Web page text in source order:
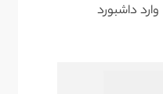
داشبورد